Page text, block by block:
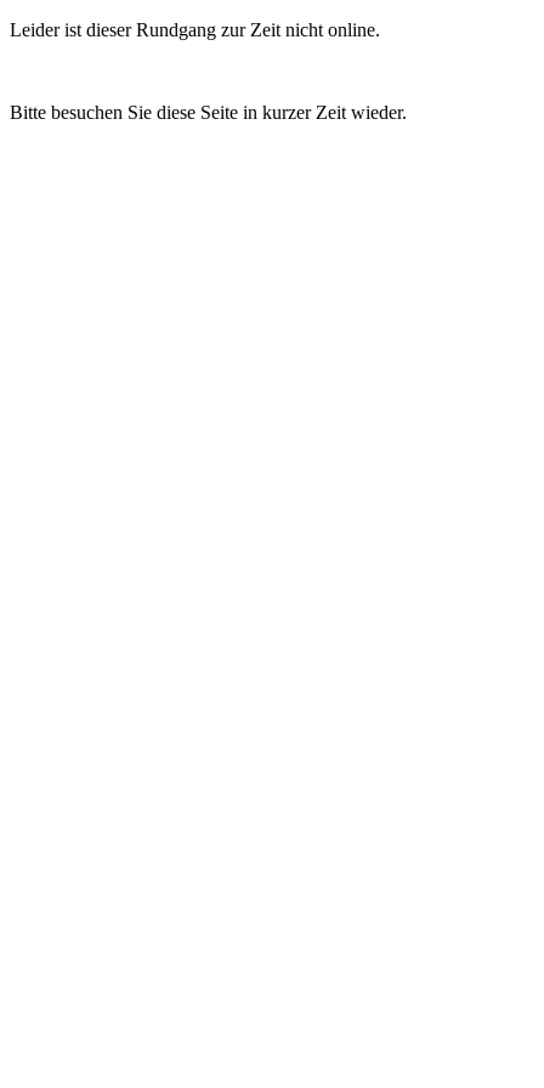
Leider ist dieser Rundgang zur Zeit nicht online.
Bitte besuchen Sie diese Seite in kurzer Zeit wieder.